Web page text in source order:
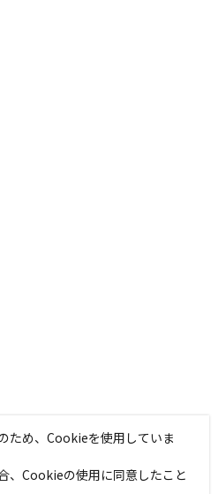
ため、Cookieを使用していま
、Cookieの使用に同意したこと